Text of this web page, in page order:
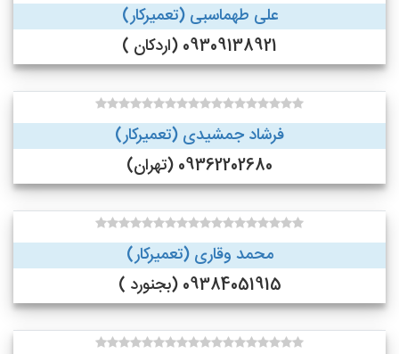
علی طهماسبی (تعمیرکار)
09309138921 (اردکان )
فرشاد جمشیدی (تعمیرکار)
09362202680 (تهران)
محمد وقاری (تعمیرکار)
09384051915 (بجنورد )